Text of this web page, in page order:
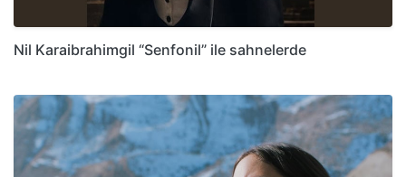
Nil Karaibrahimgil “Senfonil” ile sahnelerde